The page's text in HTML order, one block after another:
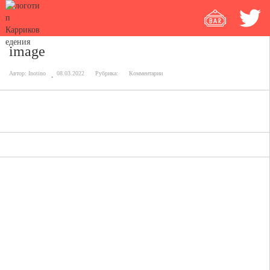
image
Автор: Inotino 08.03.2022 Рубрика: Комментарии